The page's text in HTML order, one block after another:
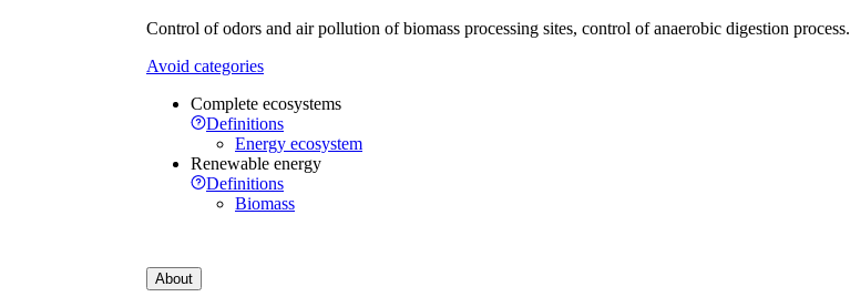
Control of odors and air pollution of biomass processing sites, control of anaerobic digestion process.
Avoid categories
Complete ecosystems
Definitions
Energy ecosystem
Renewable energy
Definitions
Biomass
About